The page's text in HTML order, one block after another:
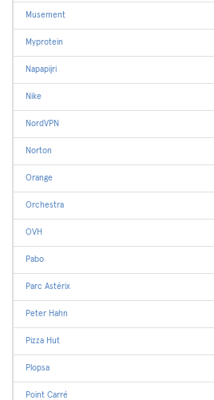
Musement
Myprotein
Napapijri
Nike
NordVPN
Norton
Orange
Orchestra
OVH
Pabo
Parc Astérix
Peter Hahn
Pizza Hut
Plopsa
Point Carré